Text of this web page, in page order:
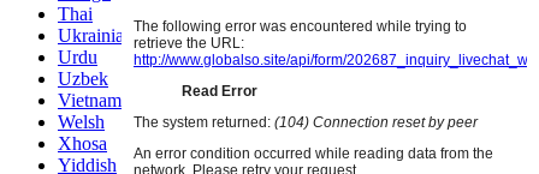
Thai
Ukrainian
Urdu
Uzbek
Vietnamese
Welsh
Xhosa
Yiddish